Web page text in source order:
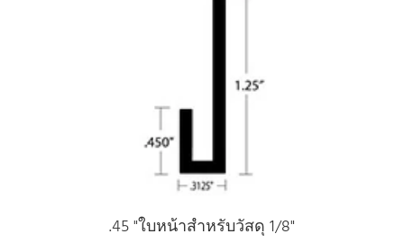
.45 "ใบหน้าสําหรับวัสดุ 1/8"